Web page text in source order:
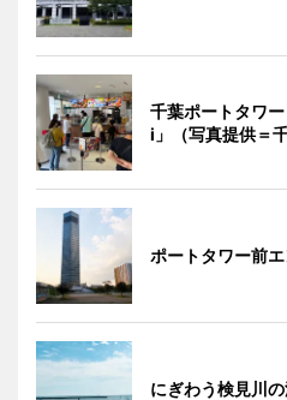
千葉ポートタワ
i」（写真提供＝
ポートタワー前
にぎわう検見川